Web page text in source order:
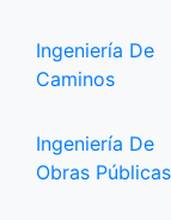
Ingeniería De
Caminos
Ingeniería De
Obras Públicas